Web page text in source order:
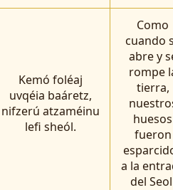
Kemó foléaj
uvqéia baáretz,
nifzerú atzaméinu
lefi sheól.
Como
cuando
abre y
rompe
tierra,
huesos
fueron
a la
del